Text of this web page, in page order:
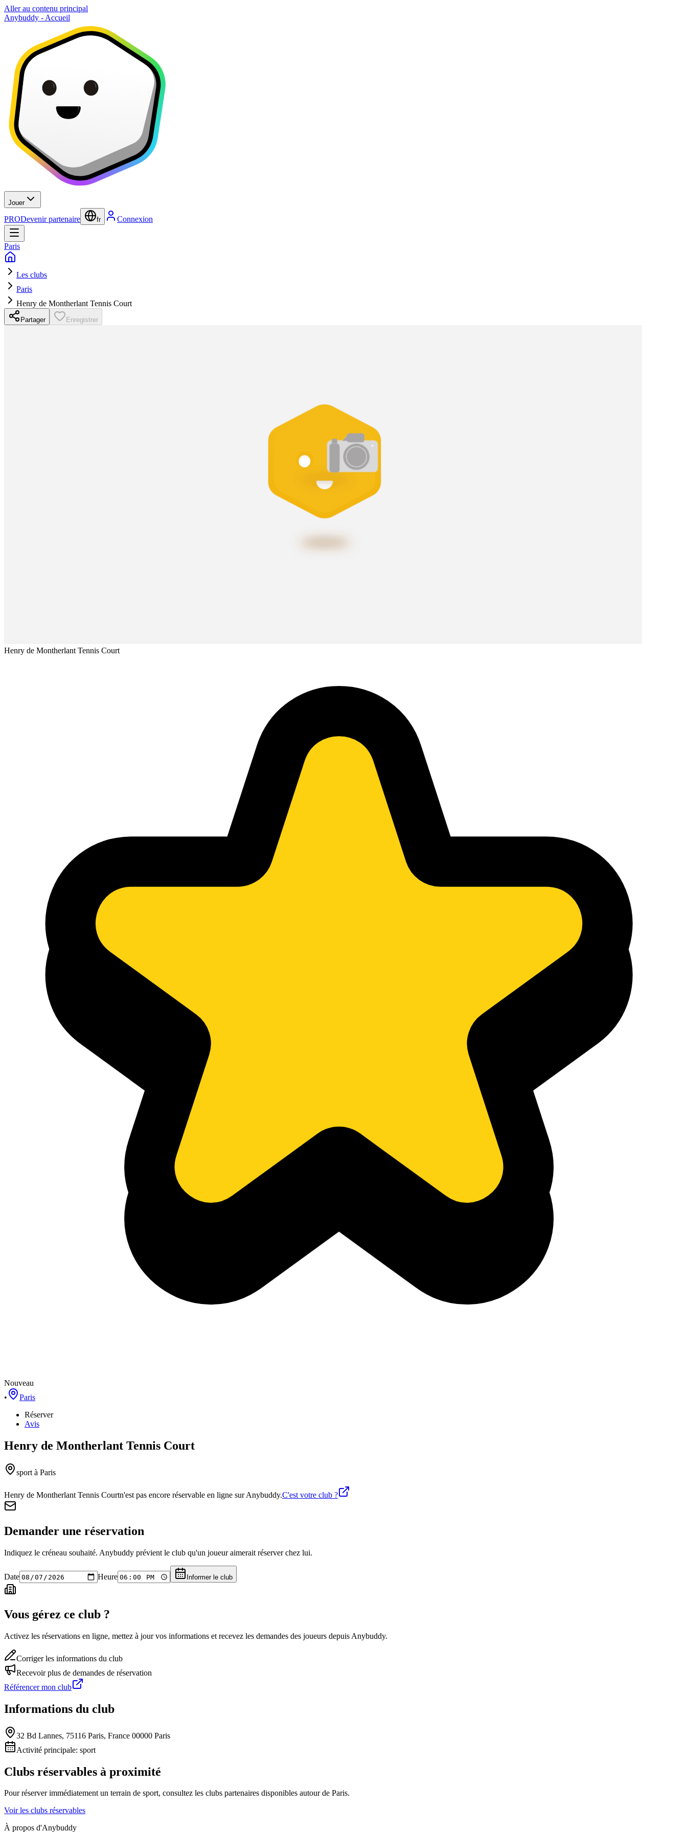
Aller au contenu principal
Anybuddy - Accueil
Jouer
PRODevenir partenaire fr Connexion
Paris
Les clubs
Paris
Henry de Montherlant Tennis Court
Partager Enregistrer
Henry de Montherlant Tennis Court
Nouveau
•
Paris
Réserver
Avis
Henry de Montherlant Tennis Court
sport à Paris
Henry de Montherlant Tennis Courtn'est pas encore réservable en ligne sur Anybuddy.C'est votre club ?
Demander une réservation
Indiquez le créneau souhaité. Anybuddy prévient le club qu'un joueur aimerait réserver chez lui.
Date Heure Informer le club
Vous gérez ce club ?
Activez les réservations en ligne, mettez à jour vos informations et recevez les demandes des joueurs depuis Anybuddy.
Corriger les informations du club
Recevoir plus de demandes de réservation
Référencer mon club
Informations du club
32 Bd Lannes, 75116 Paris, France 00000 Paris
Activité principale: sport
Clubs réservables à proximité
Pour réserver immédiatement un terrain de sport, consultez les clubs partenaires disponibles autour de Paris.
Voir les clubs réservables
À propos d'Anybuddy